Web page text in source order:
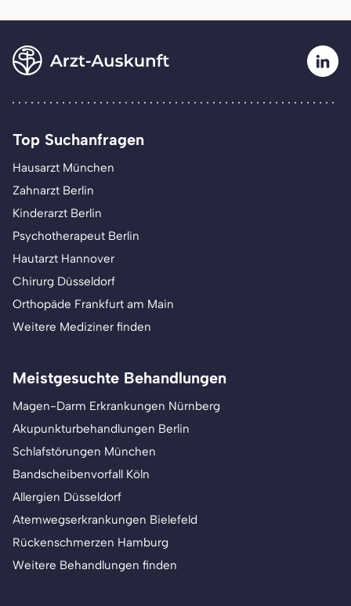
Top Suchanfragen
Hausarzt München
Zahnarzt Berlin
Kinderarzt Berlin
Psychotherapeut Berlin
Hautarzt Hannover
Chirurg Düsseldorf
Orthopäde Frankfurt am Main
Weitere Mediziner finden
Meistgesuchte Behandlungen
Magen-Darm Erkrankungen Nürnberg
Akupunkturbehandlungen Berlin
Schlafstörungen München
Bandscheibenvorfall Köln
Allergien Düsseldorf
Atemwegserkrankungen Bielefeld
Rückenschmerzen Hamburg
Weitere Behandlungen finden